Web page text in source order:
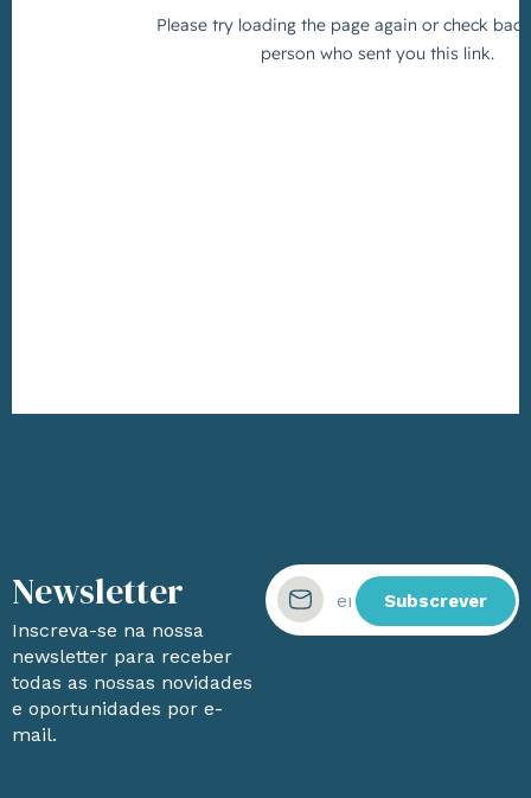
Newsletter
Inscreva-se na nossa
newsletter para receber
todas as nossas novidades
e oportunidades por e-
mail.
Subscrever